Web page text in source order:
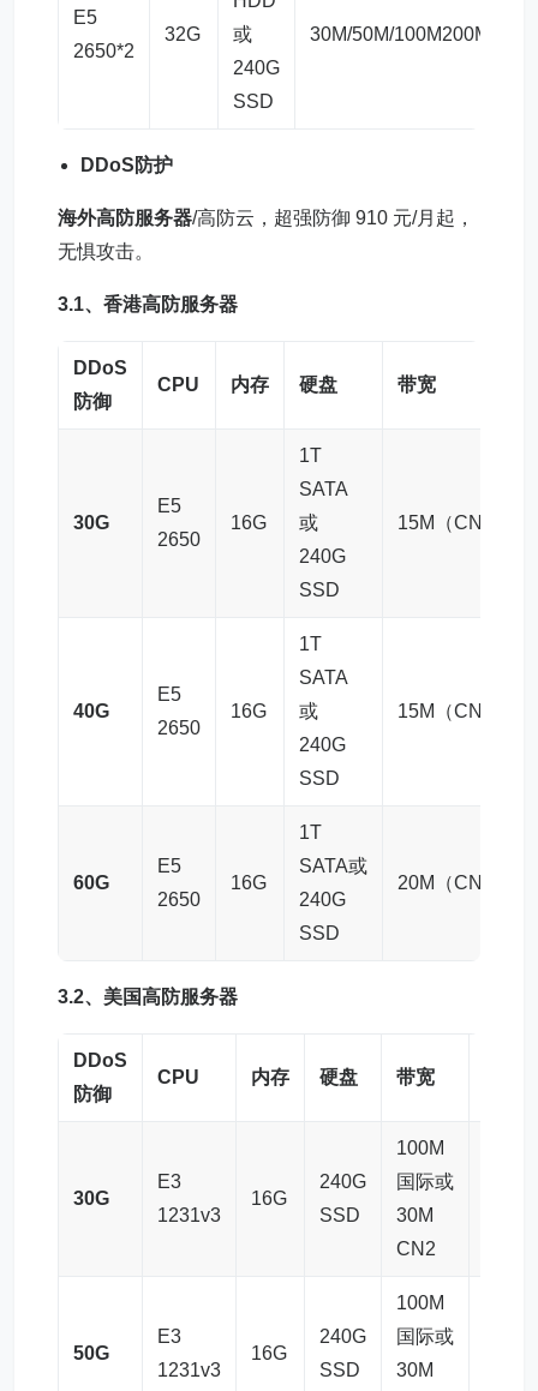
E5
2650*2
32G
或
240G
SSD
30M/50M/100M200M/
DDoS防护
海外高防服务器/高防云，超强防御 910 元/月起，
无惧攻击。
3.1、 香港高防服务器
DDoS
防御
CPU 内存 硬盘 带宽
30G
E5
2650
16G
1T
SATA
或
240G
SSD
15M（CN2）
40G
E5
2650
16G
1T
SATA
或
240G
SSD
15M（CN2）
60G
E5
2650
16G
1T
SATA或
240G
SSD
20M（CN2）
3.2、 美国高防服务器
DDoS
防御
CPU 内存 硬盘 带宽
30G
E3
1231v3
16G
240G
SSD
100M
国际或
30M
CN2
50G
E3
1231v3
16G
240G
SSD
100M
国际或
30M